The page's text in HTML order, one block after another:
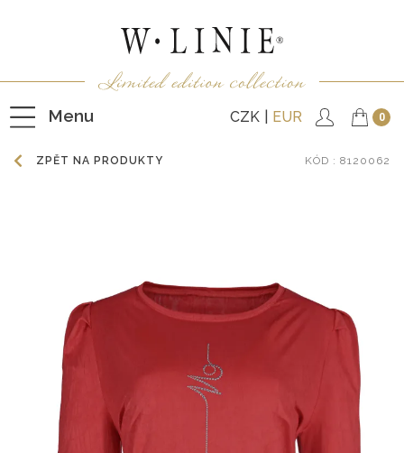
Menu CZK EUR 0
PODŠITÉ KABÁTKY
VESTY
KALHOTY
SUKNĚ
ŠATY
ZPĚT NA PRODUKTY KÓD : 8120062